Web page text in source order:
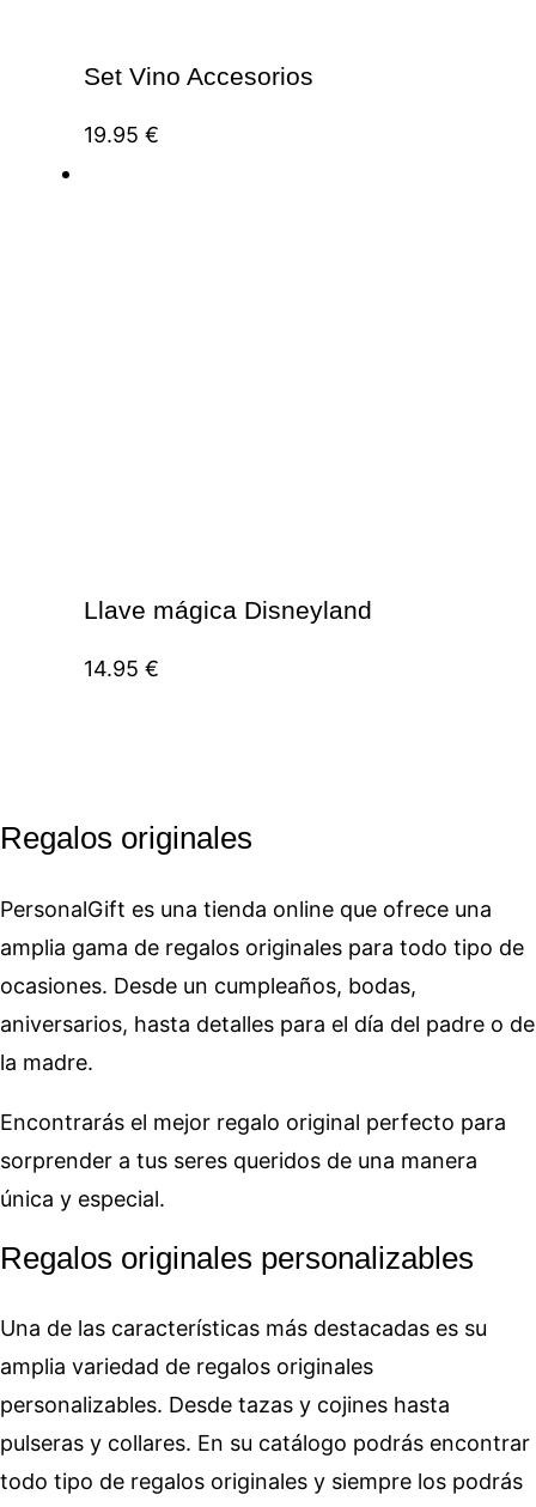
Set Vino Accesorios
19.95 €
Llave mágica Disneyland
14.95 €
Regalos originales
PersonalGift es una tienda online que ofrece una
amplia gama de regalos originales para todo tipo de
ocasiones. Desde un cumpleaños, bodas,
aniversarios, hasta detalles para el día del padre o de
la madre.
Encontrarás el mejor regalo original perfecto para
sorprender a tus seres queridos de una manera
única y especial.
Regalos originales personalizables
Una de las características más destacadas es su
amplia variedad de regalos originales
personalizables. Desde tazas y cojines hasta
pulseras y collares. En su catálogo podrás encontrar
todo tipo de regalos originales y siempre los podrás